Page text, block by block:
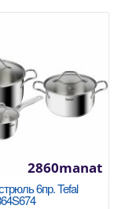
6пр. Tefal
2860manat